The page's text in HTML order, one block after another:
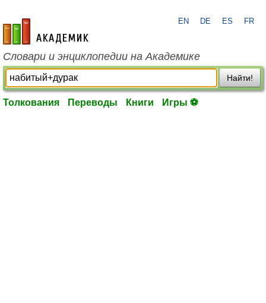
academic.ru
EN DE ES FR
Словари и энциклопедии на Академике
Найти!
Толкования Переводы Книги Игры ⚽